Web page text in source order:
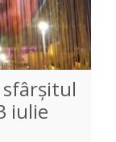
sfârșitul
iulie